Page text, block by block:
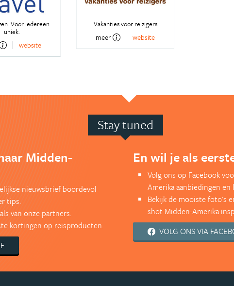
Voor iedereen
uniek.
website
Vakanties voor reizigers
meer website
Stay tuned
Midden-
nieuwsbrief boordevol
tips.
van onze partners.
kortingen op reisproducten.
En wil je als
Volg ons op Facebook
Amerika aanbiedingen
Bekijk de mooiste foto's
shot Midden-Amerika
VOLG ONS VIA